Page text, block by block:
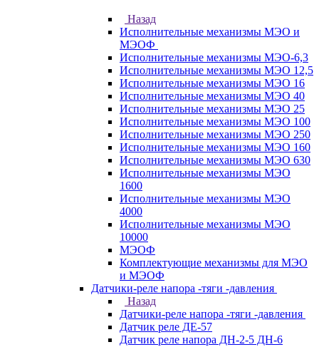
Назад
Исполнительные механизмы МЭО и
МЭОФ
Исполнительные механизмы МЭО-6,3
Исполнительные механизмы МЭО 12,5
Исполнительные механизмы МЭО 16
Исполнительные механизмы МЭО 40
Исполнительные механизмы МЭО 25
Исполнительные механизмы МЭО 100
Исполнительные механизмы МЭО 250
Исполнительные механизмы МЭО 160
Исполнительные механизмы МЭО 630
Исполнительные механизмы МЭО
1600
Исполнительные механизмы МЭО
4000
Исполнительные механизмы МЭО
10000
МЭОФ
Комплектующие механизмы для МЭО
и МЭОФ
Датчики-реле напора -тяги -давления
Назад
Датчики-реле напора -тяги -давления
Датчик реле ДЕ-57
Датчик реле напора ДН-2-5 ДН-6